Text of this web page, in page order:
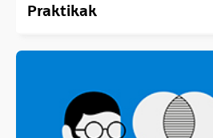
Praktikak